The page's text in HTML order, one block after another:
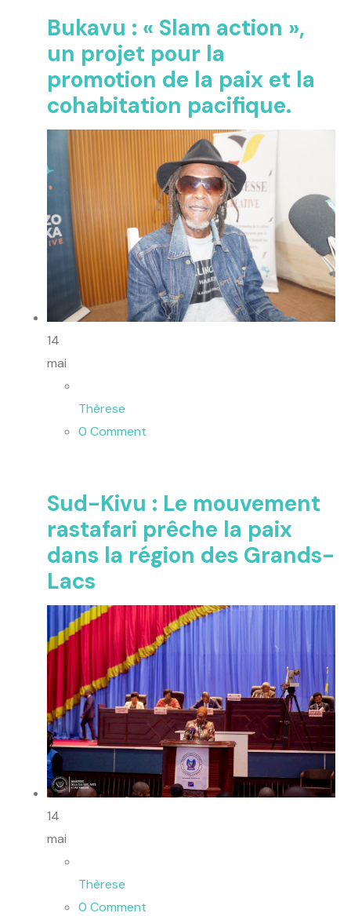
Bukavu : « Slam action »,
un projet pour la
promotion de la paix et la
cohabitation pacifique.
14
mai
Thèrese
0 Comment
Sud-Kivu : Le mouvement
rastafari prêche la paix
dans la région des Grands-
Lacs
14
mai
Thèrese
0 Comment